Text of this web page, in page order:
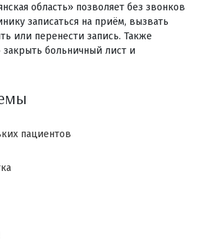
область» позволяет без звонков
записаться на приём, вызвать
или перенести запись. Также
больничный лист и
пациентов